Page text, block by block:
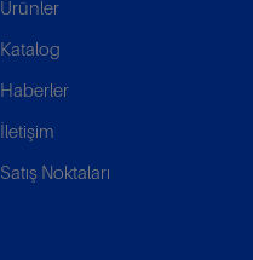
Ürünler
Katalog
Haberler
İletişim
Satış Noktaları